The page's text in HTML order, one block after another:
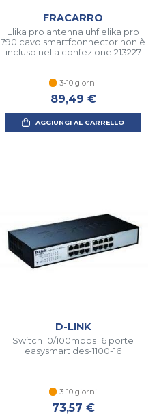
FRACARRO
Elika pro antenna uhf elika pro
790 cavo smartfconnector non è
incluso nella confezione 213227
3-10 giorni
89,49 €
AGGIUNGI AL CARRELLO
D-LINK
Switch 10/100mbps 16 porte
easysmart des-1100-16
3-10 giorni
73,57 €